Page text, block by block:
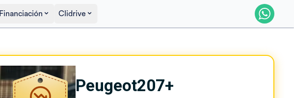
Financiación Clidrive
Peugeot207+